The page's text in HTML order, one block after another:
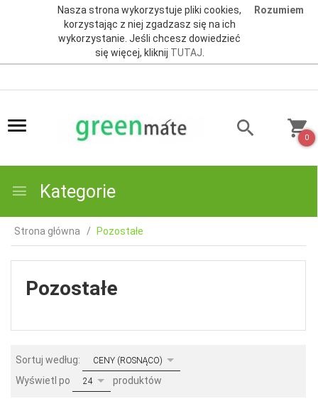
Nasza strona wykorzystuje pliki cookies,
korzystając z niej zgadzasz się na ich
wykorzystanie. Jeśli chcesz dowiedzieć
się więcej, kliknij TUTAJ.
Rozumiem
0
Kategorie
Strona główna Pozostałe
Pozostałe
Sortuj według: sortCENY (ROSNĄCO)
Wyświetl po pop24 produktów